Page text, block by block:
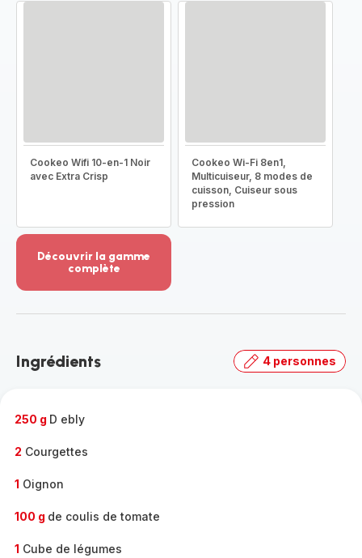
Cookeo Wifi 10-en-1 Noir
avec Extra Crisp
Cookeo Wi-Fi 8en1,
Multicuiseur, 8 modes de
cuisson, Cuiseur sous
pression
Découvrir la gamme
complète
-
gamme
Ingrédients 4 personnes
250 g D ebly
2 Courgettes
1 Oignon
100 g de coulis de tomate
1 Cube de légumes